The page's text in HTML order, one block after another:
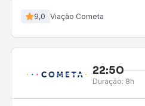
9,0 Viação Cometa
22:50
Duração: 8h